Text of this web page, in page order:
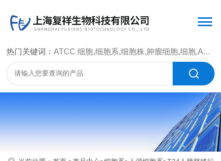
热门关键词：ATCC 细胞,细胞系,细胞株,肿瘤细胞,细胞,ATCC 菌种，CMCC 菌种，标准菌株，质控菌种，微生物菌种，菌株，菌种